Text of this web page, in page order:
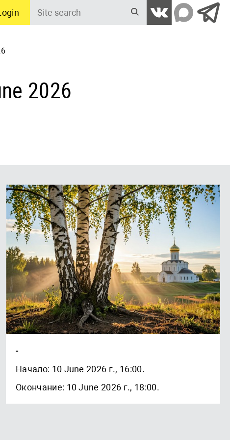
Site
2026
-
Начало: 10 June 2026 г., 16:00.
Окончание: 10 June 2026 г., 18:00.